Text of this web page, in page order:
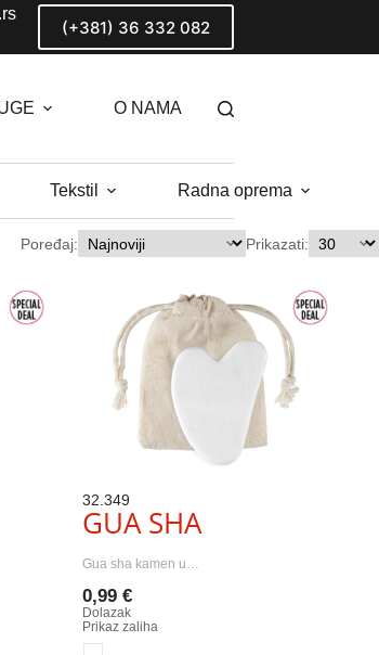
(+381) 36 332 082
O NAMA
Tekstil Radna oprema
Poređaj: Prikazati:
32.349
GUA SHA
Gua sha kamen u…
0,99 €
Dolazak
Prikaz zaliha